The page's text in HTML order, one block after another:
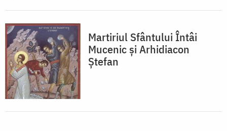
Martiriul Sfântului Întâi
Mucenic și Arhidiacon
Ștefan